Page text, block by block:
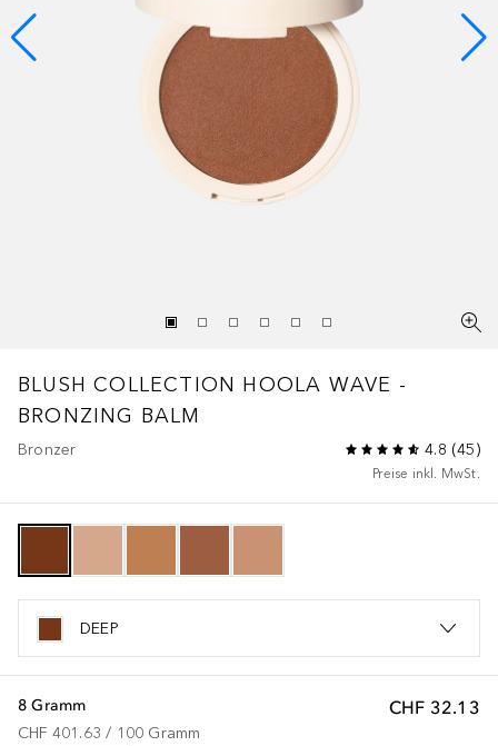
BLUSH COLLECTION HOOLA WAVE -
BRONZING BALM
Bronzer 4.8 (45)
Preise inkl. MwSt.
DEEP
CHF 32.13
8 Gramm
CHF 401.63 / 100 Gramm